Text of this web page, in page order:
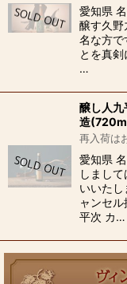
愛知県
醸す久野
名な方で
とを真剣
…
醸し人九
造
再入荷は
愛知県
しまし
いいた
ャンセ
平次 カ…